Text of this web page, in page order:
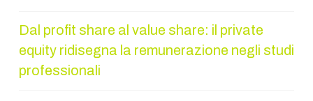
Dal profit share al value share: il private
equity ridisegna la remunerazione negli studi
professionali